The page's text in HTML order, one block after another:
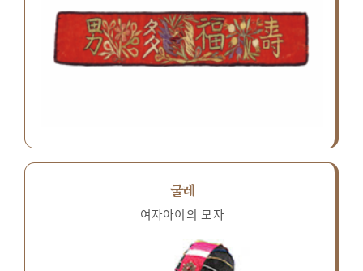
굴레
여자아이의 모자